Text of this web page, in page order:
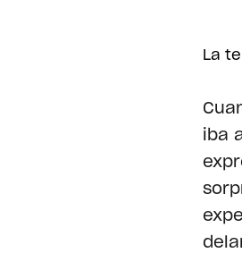
La
iba